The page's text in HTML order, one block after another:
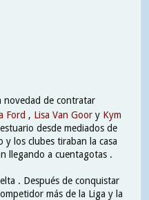
novedad de contratar
Ford , Lisa Van Goor y Kym
desde mediados de
y los clubes tiraban la casa
llegando a cuentagotas .
. Después de conquistar
más de la Liga y la